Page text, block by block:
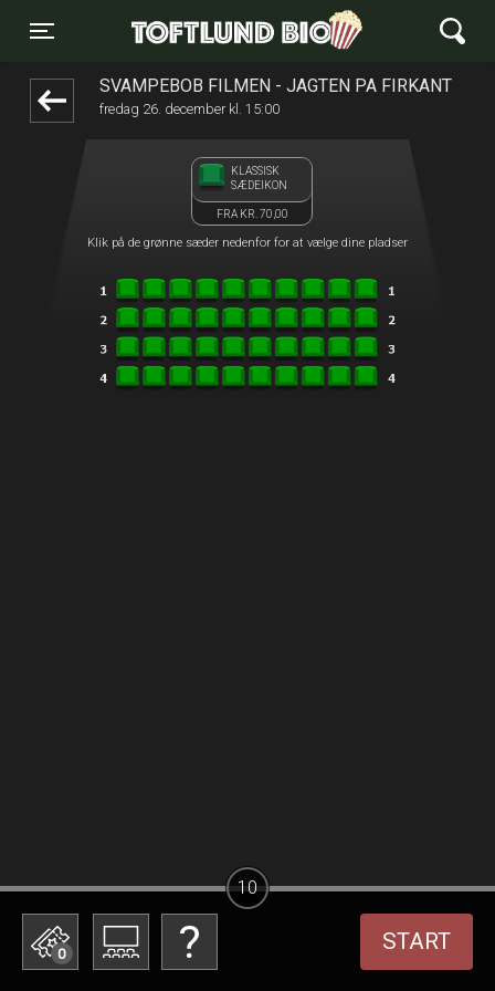
Toggle navigation
Toftlund Biograf
SVAMPEBOB FILMEN - JAGTEN PÅ FIRKANT
fredag 26. december kl. 15:00
KLASSISK
SÆDEIKON
FRA KR. 70,00
Klik på de grønne sæder nedenfor for at vælge dine pladser
0 START
10
1step-front02 042446